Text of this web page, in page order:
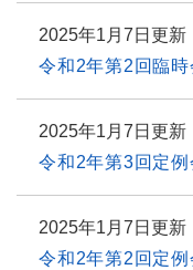
2025年1月7日更新
令和2年第2回臨
2025年1月7日更新
令和2年第3回定
2025年1月7日更新
令和2年第2回定